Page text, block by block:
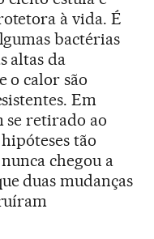
à vida. É
bactérias
altas da
o calor são
Em
retirado ao
tão
chegou a
duas mudanças